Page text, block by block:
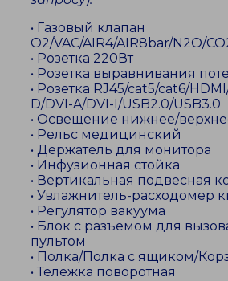
• Газовый клапан
O2/VAC/AIR4/AIR8bar/N2O/
• Розетка 220Вт
• Розетка выравнивания
• Розетка RJ45/cat5/cat6/
D/DVI-A/DVI-I/USB2.0/USB3.0
• Освещение нижнее/
• Рельс медицинский
• Держатель для монитора
• Инфузионная стойка
• Вертикальная подвесная
• Увлажнитель-расходомер
• Регулятор вакуума
• Блок с разъемом для
пультом
• Полка/Полка с ящиком/
• Тележка поворотная